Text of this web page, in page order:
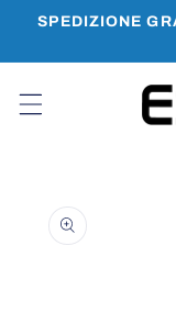
direttamente
SPEDIZIONE
informazioni
sul prodotto